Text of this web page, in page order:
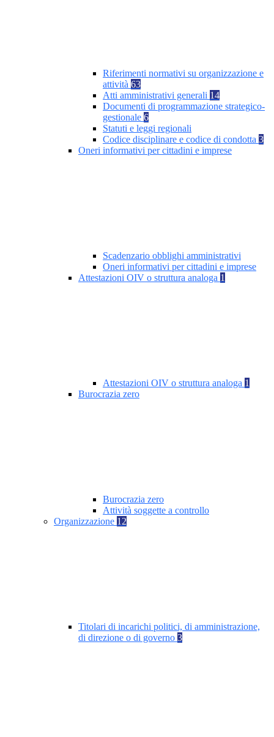
Riferimenti normativi su organizzazione e
attività 63
Atti amministrativi generali 14
Documenti di programmazione strategico-
gestionale 6
Statuti e leggi regionali
Codice disciplinare e codice di condotta 3
Oneri informativi per cittadini e imprese
Scadenzario obblighi amministrativi
Oneri informativi per cittadini e imprese
Attestazioni OIV o struttura analoga 1
Attestazioni OIV o struttura analoga 1
Burocrazia zero
Burocrazia zero
Attività soggette a controllo
Organizzazione 12
Titolari di incarichi politici, di amministrazione,
di direzione o di governo 3